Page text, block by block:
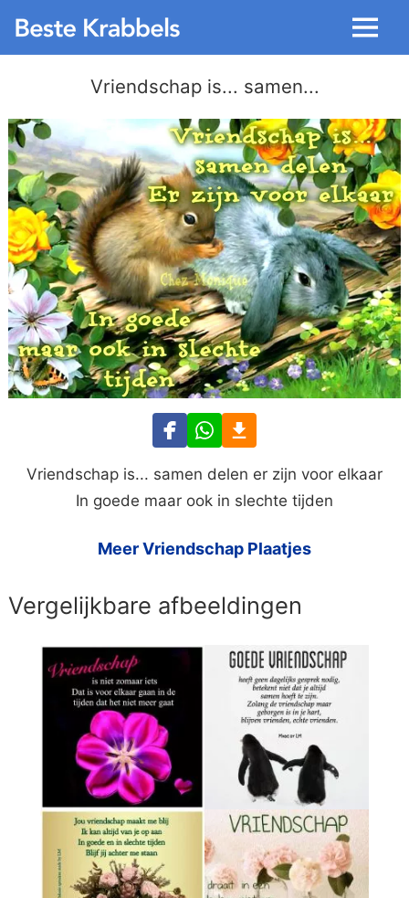
Menu
Vriendschap is... samen...
Vriendschap is... samen delen er zijn voor elkaar
In goede maar ook in slechte tijden
Meer Vriendschap Plaatjes
Vergelijkbare afbeeldingen